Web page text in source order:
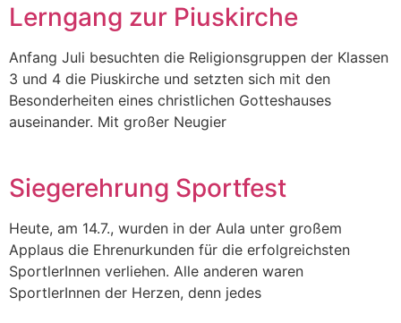
Lerngang zur Piuskirche
Anfang Juli besuchten die Religionsgruppen der Klassen
3 und 4 die Piuskirche und setzten sich mit den
Besonderheiten eines christlichen Gotteshauses
auseinander. Mit großer Neugier
Siegerehrung Sportfest
Heute, am 14.7., wurden in der Aula unter großem
Applaus die Ehrenurkunden für die erfolgreichsten
SportlerInnen verliehen. Alle anderen waren
SportlerInnen der Herzen, denn jedes